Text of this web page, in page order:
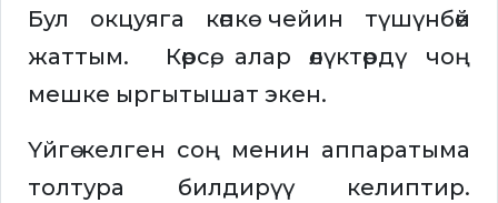
Бул окцуяга көпкө чейин түшүнбөй
жаттым. Көрсө, алар өлүктөрдү чоң
мешке ыргытышат экен.
Үйгө келген соң менин аппаратыма
толтура билдирүү келиптир.